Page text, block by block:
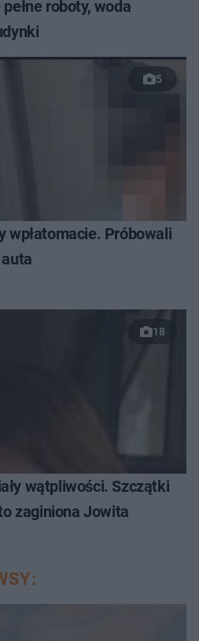
roboty, woda
5
wpłatomacie. Próbowali
18
wątpliwości. Szczątki
zaginiona Jowita